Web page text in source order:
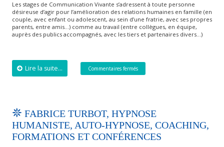
Les stages de Communication Vivante s’adressent à toute personne
désireuse d’agir pour l’amélioration des relations humaines en famille (en
couple, avec enfant ou adolescent, au sein d’une fratrie, avec ses propres
parents, entre amis…) comme au travail (entre collègues, en équipe,
auprès des publics accompagnés, avec les tiers et partenaires divers…)
Lire la suite... Commentaires fermés
FABRICE TURBOT, HYPNOSE
HUMANISTE, AUTO-HYPNOSE, COACHING,
FORMATIONS ET CONFÉRENCES